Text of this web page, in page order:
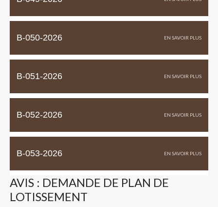
B-050-2026
B-051-2026
B-052-2026
B-053-2026
AVIS : DEMANDE DE PLAN DE
LOTISSEMENT